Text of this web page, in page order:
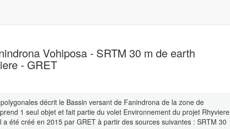
Vohiposa - SRTM 30 m de earth
- GRET
décrit le Bassin versant de Fanindrona de la zone de
1 seul objet et fait partie du volet Environnement du projet Rhyviere
été créé en 2015 par GRET à partir des sources suivantes : SRTM 30